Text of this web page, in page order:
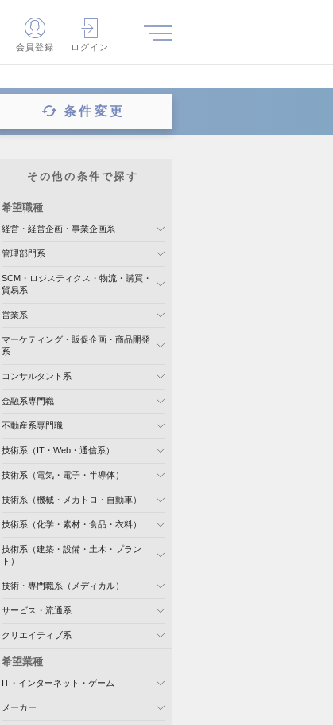
会員登録 ログイン
条件変更
その他の条件で探す
希望職種
経営・経営企画・事業企画系
管理部門系
SCM・ロジスティクス・物流・購買・
貿易系
営業系
マーケティング・販促企画・商品開発
系
コンサルタント系
金融系専門職
不動産系専門職
技術系（IT・Web・通信系）
技術系（電気・電子・半導体）
技術系（機械・メカトロ・自動車）
技術系（化学・素材・食品・衣料）
技術系（建築・設備・土木・プラン
ト）
技術・専門職系（メディカル）
サービス・流通系
クリエイティブ系
希望業種
IT・インターネット・ゲーム
メーカー